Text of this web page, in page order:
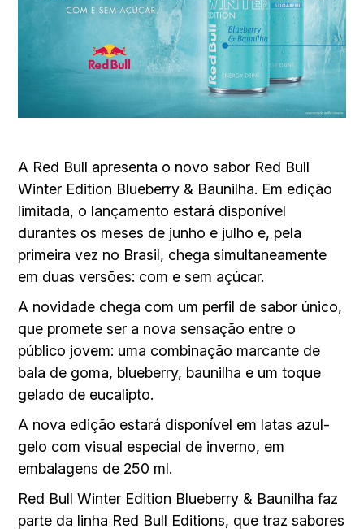
A Red Bull apresenta o novo sabor Red Bull
Winter Edition Blueberry & Baunilha. Em edição
limitada, o lançamento estará disponível
durantes os meses de junho e julho e, pela
primeira vez no Brasil, chega simultaneamente
em duas versões: com e sem açúcar.
A novidade chega com um perfil de sabor único,
que promete ser a nova sensação entre o
público jovem: uma combinação marcante de
bala de goma, blueberry, baunilha e um toque
gelado de eucalipto.
A nova edição estará disponível em latas azul-
gelo com visual especial de inverno, em
embalagens de 250 ml.
Red Bull Winter Edition Blueberry & Baunilha faz
parte da linha Red Bull Editions, que traz sabores